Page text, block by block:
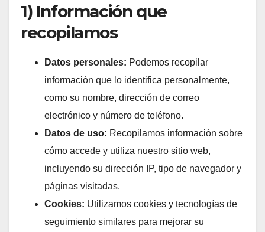
1) Información que
recopilamos
Datos personales: Podemos recopilar
información que lo identifica personalmente,
como su nombre, dirección de correo
electrónico y número de teléfono.
Datos de uso: Recopilamos información sobre
cómo accede y utiliza nuestro sitio web,
incluyendo su dirección IP, tipo de navegador y
páginas visitadas.
Cookies: Utilizamos cookies y tecnologías de
seguimiento similares para mejorar su